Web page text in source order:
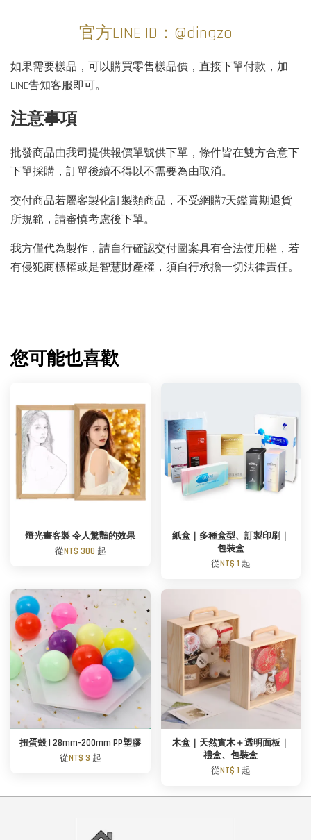
官方LINE ID：@dingzo
如果需要樣品，可以購買零售樣品價，直接下單付款，加
LINE告知客服即可。
注意事項
批發商品由我司提供報價單號供下單，條件皆在雙方合意下
下單採購，訂單後續不得以不需要為由取消。
交付商品若屬客製化訂製類商品，不受網購7天鑑賞期退貨
所規範，請審慎考慮後下單。
我方僅代為製作，請自行確認交付圖案具有合法使用權，若
有侵犯商標權或是智慧財產權，須自行承擔一切法律責任。
您可能也喜歡
燈光畫客製 令人驚豔的效果
從NT$ 300 起
紙盒｜多種盒型、訂製印刷｜
包裝盒
從NT$ 1 起
扭蛋殼 | 28mm-200mm PP塑膠
從NT$ 3 起
木盒｜天然實木＋透明面板｜
禮盒、包裝盒
從NT$ 1 起